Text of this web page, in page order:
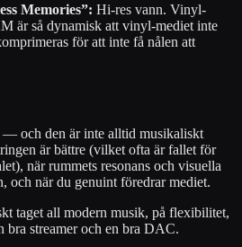
Memories”: Hi-res vann. Vinyl-
är så dynamisk att vinyl-mediet inte
för att inte få nålen att
och den är inte alltid musikaliskt
är bättre (vilket ofta är fallet för
när rummets resonans och visuella
och när du genuint föredrar mediet.
taget all modern musik, på flexibilitet,
streamer och en bra DAC.